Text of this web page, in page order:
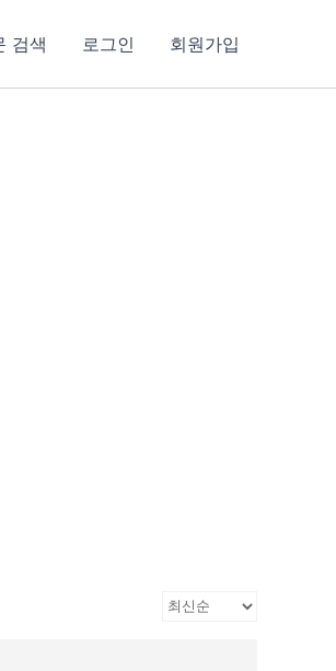
검색 로그인 회원가입